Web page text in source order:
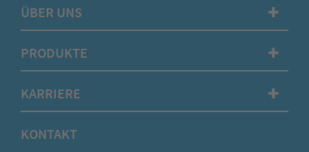
ÜBER UNS ✚
PRODUKTE ✚
KARRIERE ✚
KONTAKT